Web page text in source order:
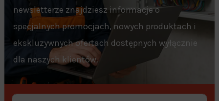
newsletterze znajdziesz informacje o
specjalnych promocjach, nowych produktach i
ekskluzywnych ofertach dostępnych wyłącznie
dla naszych klientów.